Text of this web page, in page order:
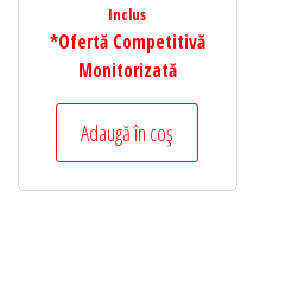
Inclus
*Ofertă Competitivă
Monitorizată
Adaugă în coș